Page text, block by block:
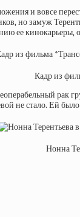
и вовсе
но замуж
ее кинокарьеры,
Кадр из
рак
не стало. Ей было
Нонна